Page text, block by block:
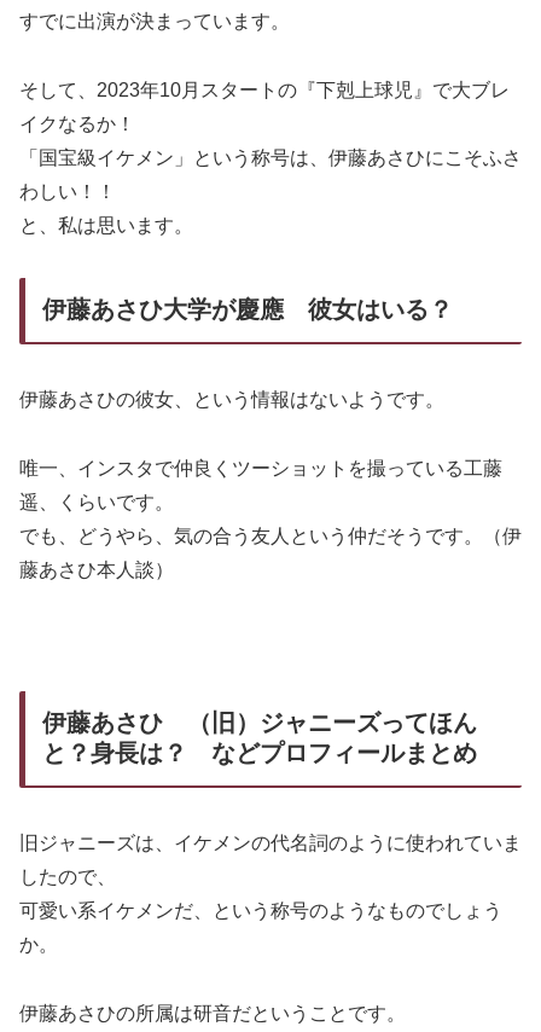
すでに出演が決まっています。
そして、2023年10月スタートの『下剋上球児』で大ブレ
イクなるか！
「国宝級イケメン」という称号は、伊藤あさひにこそふさ
わしい！！
と、私は思います。
伊藤あさひ大学が慶應 彼女はいる？
伊藤あさひの彼女、という情報はないようです。
唯一、インスタで仲良くツーショットを撮っている工藤
遥、くらいです。
でも、どうやら、気の合う友人という仲だそうです。（伊
藤あさひ本人談）
伊藤あさひ （旧）ジャニーズってほん
と？身長は？ などプロフィールまとめ
旧ジャニーズは、イケメンの代名詞のように使われていま
したので、
可愛い系イケメンだ、という称号のようなものでしょう
か。
伊藤あさひの所属は研音だということです。